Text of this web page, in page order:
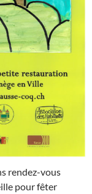
rendez-vous
pour fêter